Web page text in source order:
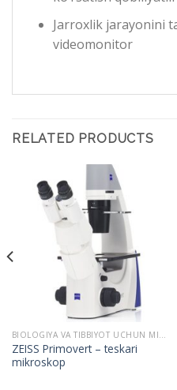
Jarroxlik jarayonini
videomonitor
RELATED PRODUCTS
BIOLOGIYA VA TIBBIYOT UCHUN MIKROSKOPLAR
ZEISS Primovert – teskari
mikroskop